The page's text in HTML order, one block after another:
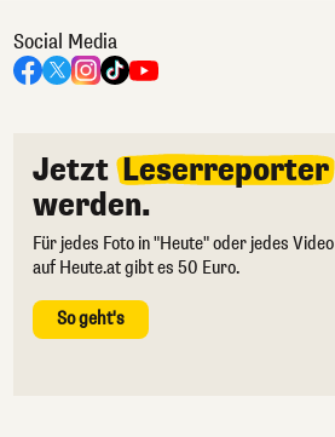
Social Media
Jetzt Leserreporter
werden.
Für jedes Foto in "Heute" oder jedes Video
auf Heute.at gibt es 50 Euro.
So geht's